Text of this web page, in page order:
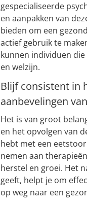
gespecialiseerde
en aanpakken van
bieden om een
actief gebruik te
kunnen individuen
en welzijn.
Blijf consistent in
aanbevelingen
Het is van groot
en het opvolgen van
hebt met een
nemen aan
herstel en groei. Het
geeft, helpt je om
op weg naar een